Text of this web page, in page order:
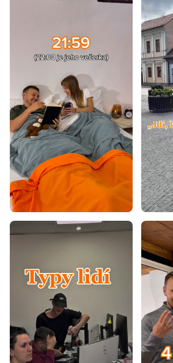
Koberce 60x100
Koberce 60x120
Koberce 80x150
Koberce 80x200
Koberce 80x300
Koberce 90x200
Koberce 100x200
Koberce 120x160
Koberce 120x170
Koberce 120x180
Koberce 120x200
Koberce 140x190
Koberce 140x200
Koberce 160x200
Koberce 160x220
Koberce 160x230
Koberce 170x240
Koberce 180x260
Koberce 180x280
Koberce 200x290